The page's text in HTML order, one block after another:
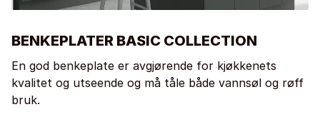
BENKEPLATER BASIC COLLECTION
En god benkeplate er avgjørende for kjøkkenets
kvalitet og utseende og må tåle både vannsøl og røff
bruk.